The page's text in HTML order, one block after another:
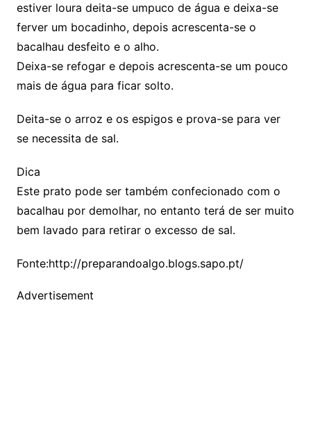
estiver loura deita-se umpuco de água e deixa-se
ferver um bocadinho, depois acrescenta-se o
bacalhau desfeito e o alho.
Deixa-se refogar e depois acrescenta-se um pouco
mais de água para ficar solto.
Deita-se o arroz e os espigos e prova-se para ver
se necessita de sal.
Dica
Este prato pode ser também confecionado com o
bacalhau por demolhar, no entanto terá de ser muito
bem lavado para retirar o excesso de sal.
Fonte:http://preparandoalgo.blogs.sapo.pt/
Advertisement